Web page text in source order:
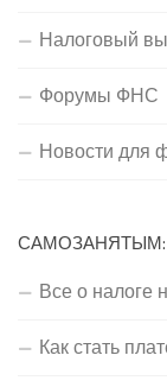
Налоговый
Форумы ФНС
Новости для
САМОЗАНЯТЫМ:
Все о налоге
Как стать